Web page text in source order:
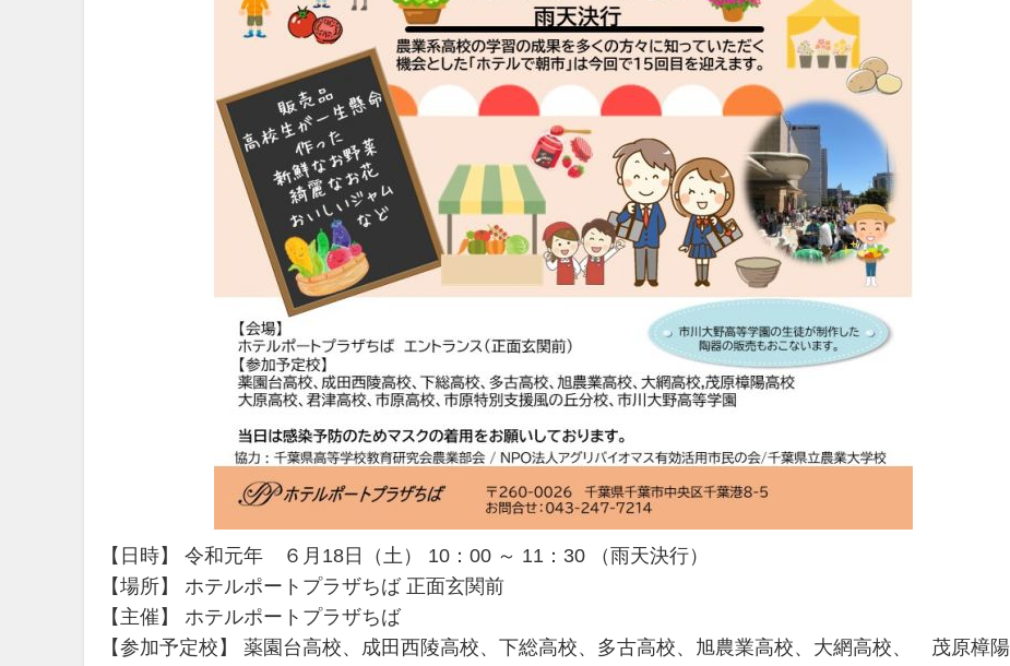
【日時】 令和元年 ６月18日（土） 10：00 ～ 11：30 （雨天決行）
【場所】 ホテルポートプラザちば 正面玄関前
【主催】 ホテルポートプラザちば
【参加予定校】 薬園台高校、成田西陵高校、下総高校、多古高校、旭農業高校、大網高校、 茂原樟陽